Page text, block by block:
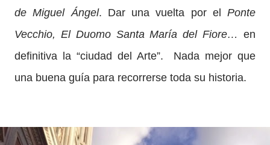
de Miguel Ángel. Dar una vuelta por el Ponte
Vecchio, El Duomo Santa María del Fiore… en
definitiva la “ciudad del Arte”.
Nada mejor que
una buena guía para recorrerse toda su historia.